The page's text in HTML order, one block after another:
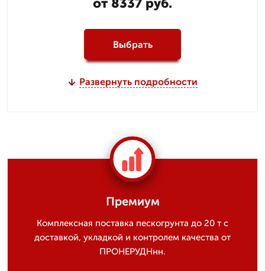
от 8337 руб.
Выбрать
Развернуть подробности
Премиум
Комплексная поставка пескогрунта до 20 т с
доставкой, укладкой и контролем качества от
ПРОНЕРУДНнн.